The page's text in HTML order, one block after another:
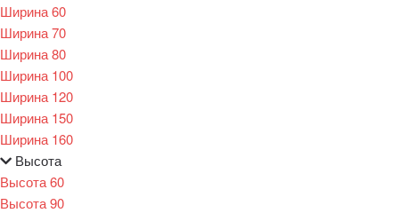
Ширина 60
Ширина 70
Ширина 80
Ширина 100
Ширина 120
Ширина 150
Ширина 160
Высота
Высота 60
Высота 90